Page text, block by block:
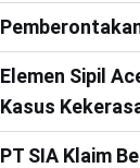
Elemen Sipil
Kasus
PT SIA Klaim